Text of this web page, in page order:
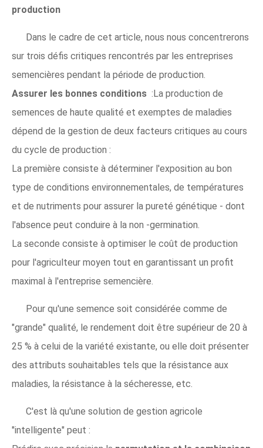
production
Dans le cadre de cet article, nous nous concentrerons
sur trois défis critiques rencontrés par les entreprises
semencières pendant la période de production.
Assurer les bonnes conditions :La production de
semences de haute qualité et exemptes de maladies
dépend de la gestion de deux facteurs critiques au cours
du cycle de production :
La première consiste à déterminer l'exposition au bon
type de conditions environnementales, de températures
et de nutriments pour assurer la pureté génétique - dont
l'absence peut conduire à la non -germination.
La seconde consiste à optimiser le coût de production
pour l'agriculteur moyen tout en garantissant un profit
maximal à l'entreprise semencière.
Pour qu'une semence soit considérée comme de
"grande" qualité, le rendement doit être supérieur de 20 à
25 % à celui de la variété existante, ou elle doit présenter
des attributs souhaitables tels que la résistance aux
maladies, la résistance à la sécheresse, etc.
C'est là qu'une solution de gestion agricole
"intelligente" peut :